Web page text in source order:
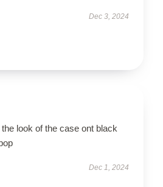
Dec 3, 2024
the look of the case ont black
Dec 1, 2024